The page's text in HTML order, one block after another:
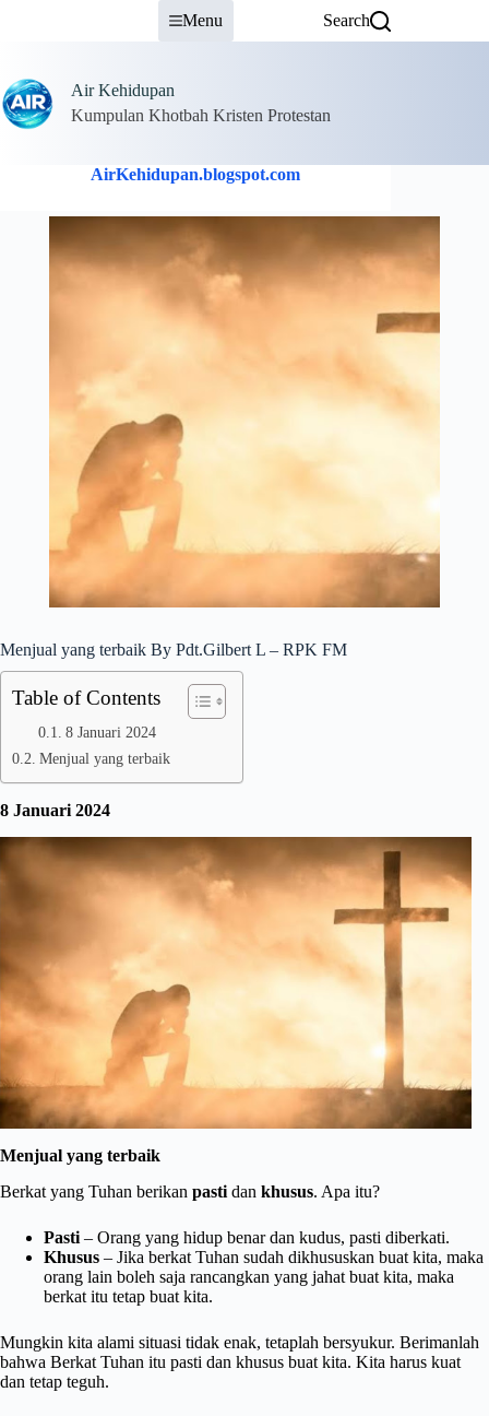
Menu Search
Air Kehidupan
Kumpulan Khotbah Kristen Protestan
AirKehidupan.blogspot.com
Menjual yang terbaik By Pdt.Gilbert L – RPK FM
Table of Contents
8 Januari 2024
Menjual yang terbaik
8 Januari 2024
Menjual yang terbaik
Berkat yang Tuhan berikan pasti dan khusus. Apa itu?
Pasti – Orang yang hidup benar dan kudus, pasti diberkati.
Khusus – Jika berkat Tuhan sudah dikhususkan buat kita, maka
orang lain boleh saja rancangkan yang jahat buat kita, maka
berkat itu tetap buat kita.
Mungkin kita alami situasi tidak enak, tetaplah bersyukur. Berimanlah
bahwa Berkat Tuhan itu pasti dan khusus buat kita. Kita harus kuat
dan tetap teguh.